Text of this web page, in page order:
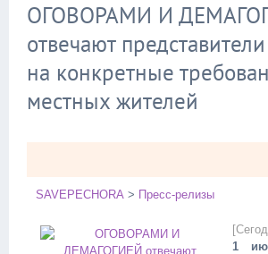
ОГОВОРАМИ И
отвечают
на конкретные
местных жителей
SAVEPECHORA > Пресс-релизы
1